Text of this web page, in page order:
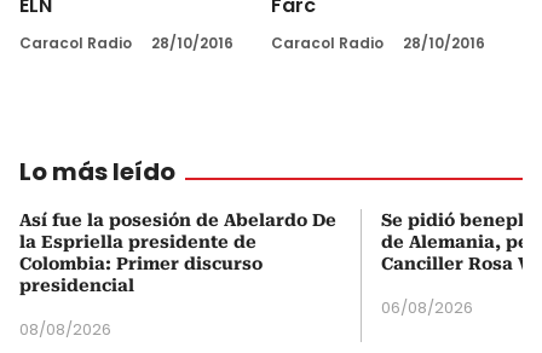
Caracol Radio 28/10/2016 Caracol Radio 28/10/2016
Lo más leído
Así fue la posesión de Abelardo De
la Espriella presidente de
Colombia: Primer discurso
presidencial
08/08/2026
Se pidió
de Alemania,
Canciller Rosa
06/08/2026